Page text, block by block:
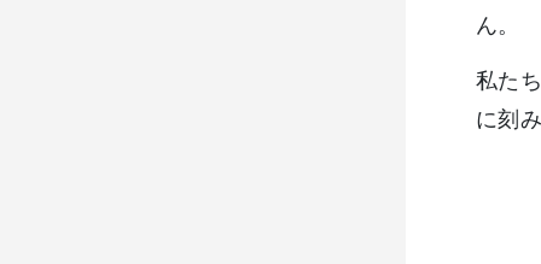
ん。
私た
に刻